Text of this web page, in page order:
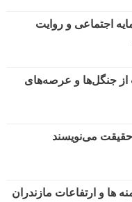
اجتماعی و روایت
از جنگل‌ها و عرصه‌های
حقیقت می‌نویسند
ها و ارتفاعات مازندران